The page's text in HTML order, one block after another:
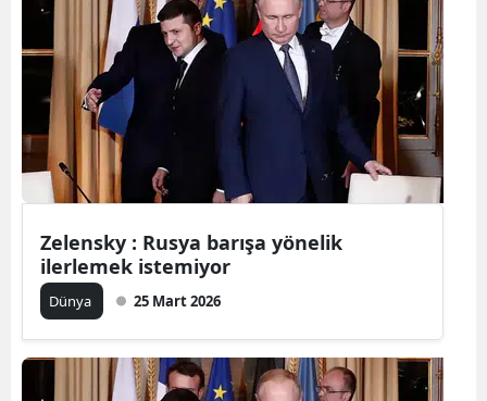
Bingöl
Bitlis
Bolu
Burdur
Bursa
Çorum
Denizli
Zelensky : Rusya barışa yönelik
ilerlemek istemiyor
Dünya 25 Mart 2026